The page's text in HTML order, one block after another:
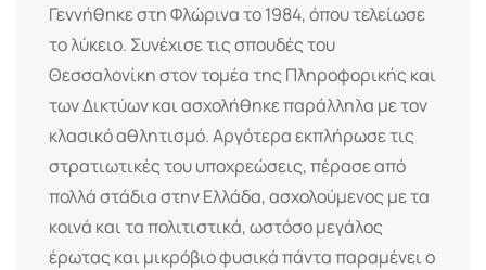
Γεννήθηκε στη Φλώρινα το 1984, όπου τελείωσε
το λύκειο. Συνέχισε τις σπουδές του
Θεσσαλονίκη στον τομέα της Πληροφορικής και
των Δικτύων και ασχολήθηκε παράλληλα με τον
κλασικό αθλητισμό. Αργότερα εκπλήρωσε τις
στρατιωτικές του υποχρεώσεις, πέρασε από
πολλά στάδια στην Ελλάδα, ασχολούμενος με τα
κοινά και τα πολιτιστικά, ωστόσο μεγάλος
έρωτας και μικρόβιο φυσικά πάντα παραμένει ο